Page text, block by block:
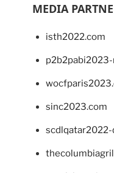
MEDIA
isth2022.com
sinc2023.com
scdlqatar2022-